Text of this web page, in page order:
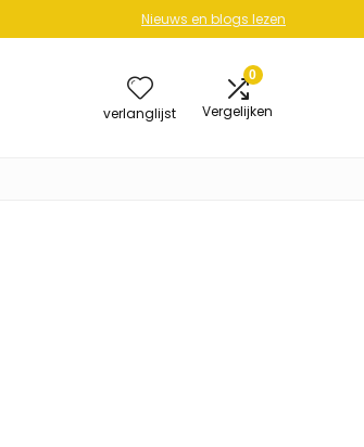
Nieuws en blogs lezen
verlanglijst
0
Vergelijken